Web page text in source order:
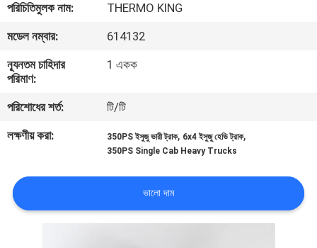
পরিদর্শন
গুণমান
সাথে
যোগাযোগ
পরিচিতিমুলক নাম:
THERMO KING
মডেল নম্বার:
614132
ন্যূনতম চাহিদার
পরিমাণ:
1 একক
পরিশোধের শর্ত:
টি/টি
লক্ষণীয় করা:
350PS ইসুজু ভারী ট্রাক, 6x4 ইসুজু হেভি ট্রাক,
350PS Single Cab Heavy Trucks
ভালো দাম